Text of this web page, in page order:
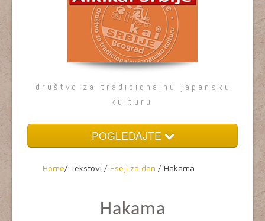
društvo za tradicionalnu japansku
kulturu
POGLEDAJTE
Home/ Tekstovi / Eseji za dan / Hakama
Hakama